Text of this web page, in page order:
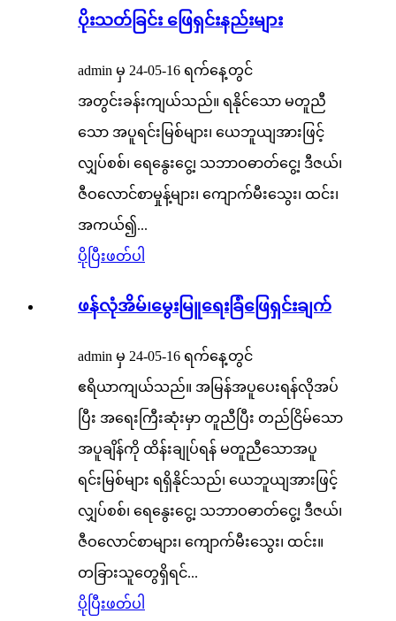
ပိုးသတ်ခြင်း ဖြေရှင်းနည်းများ
admin မှ 24-05-16 ရက်နေ့တွင်
အတွင်းခန်းကျယ်သည်။ ရနိုင်သော မတူညီ
သော အပူရင်းမြစ်များ၊ ယေဘူယျအားဖြင့်
လျှပ်စစ်၊ ရေနွေးငွေ့၊ သဘာဝဓာတ်ငွေ့၊ ဒီဇယ်၊
ဇီဝလောင်စာမှုန့်များ၊ ကျောက်မီးသွေး၊ ထင်း၊
အကယ်၍...
ပိုပြီးဖတ်ပါ
ဖန်လုံအိမ်၊မွေးမြူရေးခြံဖြေရှင်းချက်
admin မှ 24-05-16 ရက်နေ့တွင်
ဧရိယာကျယ်သည်။ အမြန်အပူပေးရန်လိုအပ်
ပြီး အရေးကြီးဆုံးမှာ တူညီပြီး တည်ငြိမ်သော
အပူချိန်ကို ထိန်းချုပ်ရန် မတူညီသောအပူ
ရင်းမြစ်များ ရရှိနိုင်သည်၊ ယေဘူယျအားဖြင့်
လျှပ်စစ်၊ ရေနွေးငွေ့၊ သဘာဝဓာတ်ငွေ့၊ ဒီဇယ်၊
ဇီဝလောင်စာများ၊ ကျောက်မီးသွေး၊ ထင်း။
တခြားသူတွေရှိရင်...
ပိုပြီးဖတ်ပါ